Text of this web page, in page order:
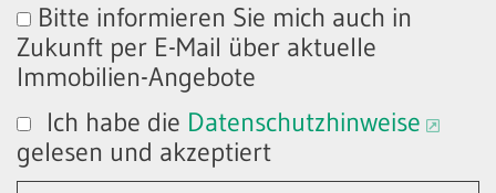
Bitte informieren Sie mich auch in
Zukunft per E-Mail über aktuelle
Immobilien-Angebote
Ich habe die Datenschutzhinweise
gelesen und akzeptiert